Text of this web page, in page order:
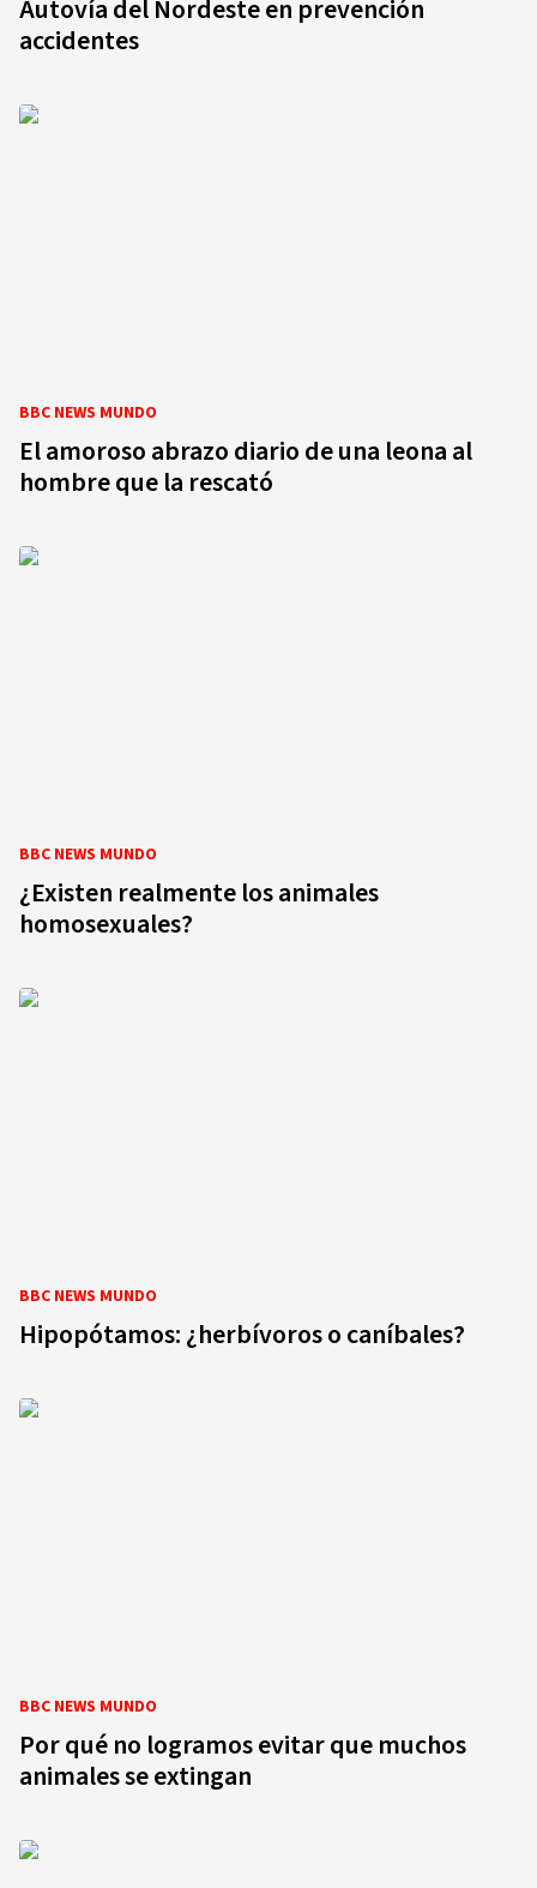
Autovía del Nordeste en prevención
accidentes
BBC NEWS MUNDO
El amoroso abrazo diario de una leona al
hombre que la rescató
BBC NEWS MUNDO
¿Existen realmente los animales
homosexuales?
BBC NEWS MUNDO
Hipopótamos: ¿herbívoros o caníbales?
BBC NEWS MUNDO
Por qué no logramos evitar que muchos
animales se extingan